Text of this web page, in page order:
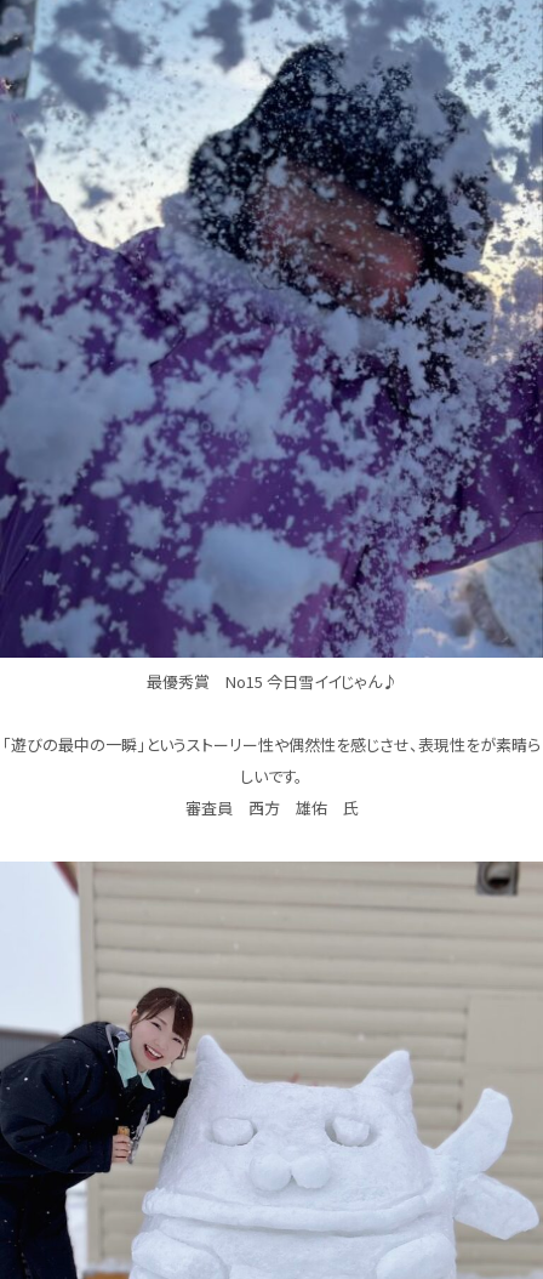
最優秀賞 No15 今日雪イイじゃん♪
「遊びの最中の一瞬」というストーリー性や偶然性を感じさせ、表現性をが素晴ら
しいです。
審査員 西方 雄佑 氏